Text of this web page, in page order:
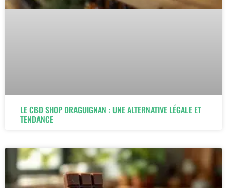
LE CBD SHOP DRAGUIGNAN : UNE ALTERNATIVE LÉGALE ET
TENDANCE